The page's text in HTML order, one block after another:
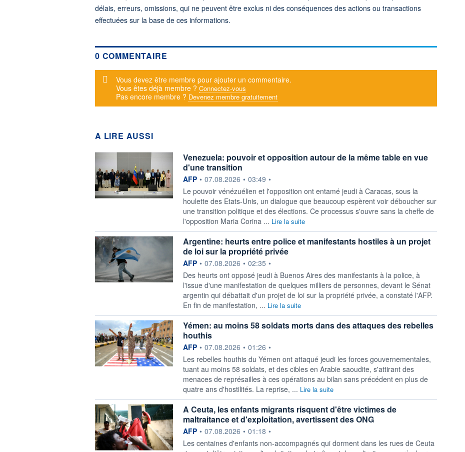
délais, erreurs, omissions, qui ne peuvent être exclus ni des conséquences des actions ou transactions
effectuées sur la base de ces informations.
0 COMMENTAIRE
Message d'alerte
Vous devez être membre pour ajouter un commentaire.
Vous êtes déjà membre ? Connectez-vous
Pas encore membre ? Devenez membre gratuitement
A LIRE AUSSI
Venezuela: pouvoir et opposition autour de la même table en vue
d'une transition
information fournie par
AFP • 07.08.2026 • 03:49 •
Le pouvoir vénézuélien et l'opposition ont entamé jeudi à Caracas, sous la
houlette des Etats-Unis, un dialogue que beaucoup espèrent voir déboucher sur
une transition politique et des élections. Ce processus s'ouvre sans la cheffe de
l'opposition Maria Corina ... Lire la suite
Argentine: heurts entre police et manifestants hostiles à un projet
de loi sur la propriété privée
information fournie par
AFP • 07.08.2026 • 02:35 •
Des heurts ont opposé jeudi à Buenos Aires des manifestants à la police, à
l'issue d'une manifestation de quelques milliers de personnes, devant le Sénat
argentin qui débattait d'un projet de loi sur la propriété privée, a constaté l'AFP.
En fin de manifestation, ... Lire la suite
Yémen: au moins 58 soldats morts dans des attaques des rebelles
houthis
information fournie par
AFP • 07.08.2026 • 01:26 •
Les rebelles houthis du Yémen ont attaqué jeudi les forces gouvernementales,
tuant au moins 58 soldats, et des cibles en Arabie saoudite, s'attirant des
menaces de représailles à ces opérations au bilan sans précédent en plus de
quatre ans d'hostilités. La reprise, ... Lire la suite
A Ceuta, les enfants migrants risquent d'être victimes de
maltraitance et d'exploitation, avertissent des ONG
information fournie par
AFP • 07.08.2026 • 01:18 •
Les centaines d'enfants non-accompagnés qui dorment dans les rues de Ceuta